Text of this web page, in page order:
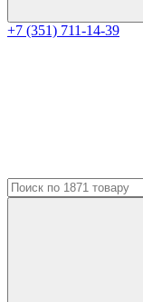
+7 (351) 711-14-39